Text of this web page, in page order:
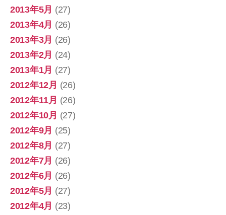
2013年5月 (27)
2013年4月 (26)
2013年3月 (26)
2013年2月 (24)
2013年1月 (27)
2012年12月 (26)
2012年11月 (26)
2012年10月 (27)
2012年9月 (25)
2012年8月 (27)
2012年7月 (26)
2012年6月 (26)
2012年5月 (27)
2012年4月 (23)